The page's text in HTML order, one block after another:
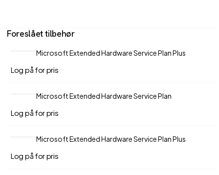
Foreslået tilbehør
Microsoft Extended Hardware Service Plan Plus
Log på for pris
Microsoft Extended Hardware Service Plan
Log på for pris
Microsoft Extended Hardware Service Plan Plus
Log på for pris